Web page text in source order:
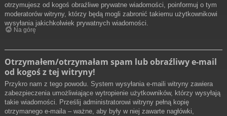
otrzymujesz od kogoś obraźliwe prywatne wiadomości, poinformuj o tym
moderatorów witryny, którzy będą mogli zabronić takiemu użytkownikowi
wysyłania jakichkolwiek prywatnych wiadomości.
Na górę
Otrzymałem/otrzymałam spam lub obraźliwy e-mail
od kogoś z tej witryny!
Przykro nam z tego powodu. System wysyłania e-maili witryny zawiera
zabezpieczenia umożliwiające wytropienie użytkowników, którzy wysyłają
takie wiadomości. Prześlij administratorowi witryny pełną kopię
otrzymanego e-maila – ważne, aby były w niej zawarte nagłówki,